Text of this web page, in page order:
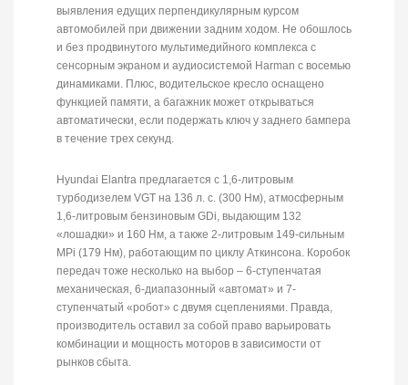
выявления едущих перпендикулярным курсом
автомобилей при движении задним ходом. Не обошлось
и без продвинутого мультимедийного комплекса с
сенсорным экраном и аудиосистемой Harman с восемью
динамиками. Плюс, водительское кресло оснащено
функцией памяти, а багажник может открываться
автоматически, если подержать ключ у заднего бампера
в течение трех секунд.
Hyundai Elantra предлагается с 1,6-литровым
турбодизелем VGT на 136 л. с. (300 Нм), атмосферным
1,6-литровым бензиновым GDi, выдающим 132
«лошадки» и 160 Нм, а также 2-литровым 149-сильным
MPi (179 Нм), работающим по циклу Аткинсона. Коробок
передач тоже несколько на выбор – 6-ступенчатая
механическая, 6-диапазонный «автомат» и 7-
ступенчатый «робот» с двумя сцеплениями. Правда,
производитель оставил за собой право варьировать
комбинации и мощность моторов в зависимости от
рынков сбыта.